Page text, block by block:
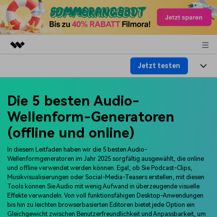
Dienstprogramme
Lösungen
Über uns
Presseraum
Shop
Support
Jetzt testen
Plattformen
Funktionen
Assets
KI
Video/Foto
Audio
Text
Lösungen
Soziale Medien
Marketing & Business
Lifestyle & Spaß
Ressourcen
Video-Prompts
Über 100 heiße Video-
Meisterkurs
Beherrschen Sie
Hilfe-Center
Erste Schritte
Über
Die 5 besten Audio-
Wellenform-Generatoren
(offline und online)
In diesem Leitfaden haben wir die 5 besten Audio-
Wellenformgeneratoren im Jahr 2025 sorgfältig ausgewählt, die online
und offline verwendet werden können. Egal, ob Sie Podcast-Clips,
Musikvisualisierungen oder Social-Media-Teasers erstellen, mit diesen
Tools können Sie Audio mit wenig Aufwand in überzeugende visuelle
Effekte verwandeln. Von voll funktionsfähigen Desktop-Anwendungen
bis hin zu leichten browserbasierten Editoren bietet jede Option ein
Gleichgewicht zwischen Benutzerfreundlichkeit und Anpassbarkeit, um